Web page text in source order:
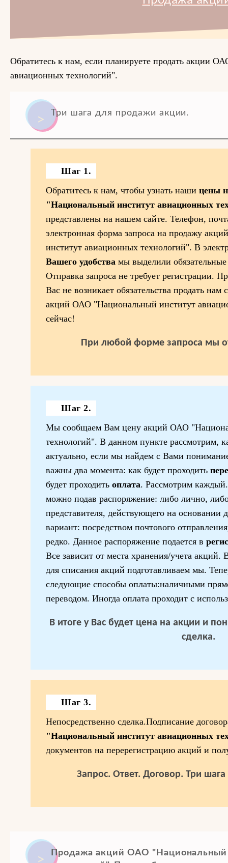
Обратитесь к нам, если планируете продать акции
авиационных технологий".
Три шага для продажи акции.
Шаг 1.
Обратитесь к нам, чтобы узнать наши цены
"Национальный институт авиационных
представлены на нашем сайте. Телефон,
электронная форма запроса на продажу
институт авиационных технологий". В
Вашего удобства мы выделили
Отправка запроса не требует регистрации.
Вас не возникает обязательства продать
акций ОАО "Национальный институт
сейчас!
При любой форме запроса мы
Шаг 2.
Мы сообщаем Вам цену акций ОАО
технологий". В данном пункте рассмотрим,
актуально, если мы найдем с Вами
важны два момента: как будет проходить
будет проходить оплата. Рассмотрим
можно подав распоряжение: либо лично,
представителя, действующего на основании
вариант: посредством почтового
редко. Данное распоряжение подается в
Все зависит от места хранения/учета
для списания акций подготавливаем мы.
следующие способы оплаты:наличными
переводом. Иногда оплата проходит с
В итоге у Вас будет цена на акции и
сделка.
Шаг 3.
Непосредственно сделка.Подписание
"Национальный институт авиационных
документов на перерегистрацию акций и
Запрос. Ответ. Договор. Три
Продажа акций ОАО "Национальный